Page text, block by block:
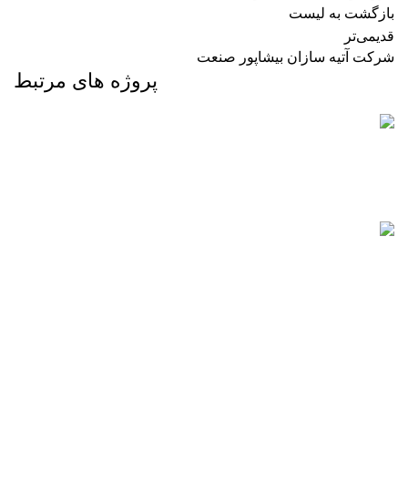
بازگشت به لیست
قدیمی‌تر
شرکت آتیه سازان بیشاپور صنعت
پروژه های مرتبط